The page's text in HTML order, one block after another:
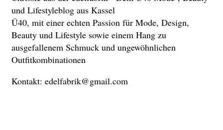
und Lifestyleblog aus Kassel
Ü40, mit einer echten Passion für Mode, Design,
Beauty und Lifestyle sowie einem Hang zu
ausgefallenem Schmuck und ungewöhnlichen
Outfitkombinationen
Kontakt: edelfabrik@gmail.com